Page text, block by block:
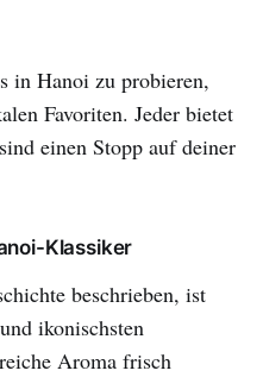
in Hanoi zu probieren,
Favoriten. Jeder bietet
einen Stopp auf deiner
Klassiker
beschrieben, ist
ikonischsten
Aroma frisch